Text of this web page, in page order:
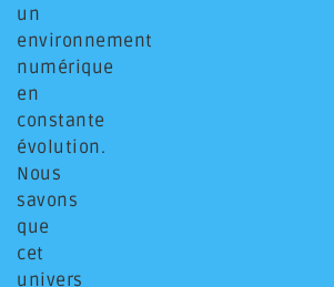
un
environnement
numérique
en
constante
évolution.
Nous
savons
que
cet
univers